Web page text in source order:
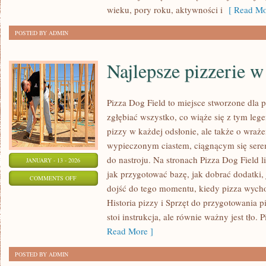
wieku, pory roku, aktywności i [ Read
POSTED BY ADMIN
JANUARY - 13 - 2026
COMMENTS OFFON
NAJLEPSZE
Najlepsze pizzerie
Pizza Dog Field to miejsce stworzone dla
zgłębiać wszystko, co wiąże się z tym
pizzy w każdej odsłonie, ale także o
wypieczonym ciastem, ciągnącym się
do nastroju. Na stronach Pizza Dog Field
jak przygotować bazę, jak dobrać
dojść do tego momentu, kiedy pizza
Historia pizzy i Sprzęt do przygotowania
stoi instrukcja, ale równie ważny jest tło.
Read More ]
POSTED BY ADMIN